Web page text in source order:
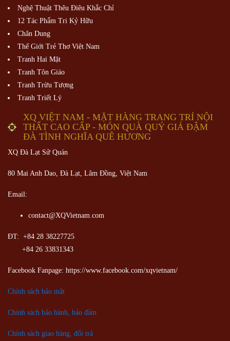
Nghệ Thuật Thêu Điêu Khắc Chỉ
12 Tác Phẩm Tri Kỷ Hữu
Chân Dung
Thế Giới Trẻ Thơ Việt Nam
Tranh Hai Mặt
Tranh Tôn Giáo
Tranh Trừu Tượng
Tranh Triết Lý
XQ VIỆT NAM - MẶT HÀNG TRANG TRÍ NỘI
THẤT CAO CẤP - MÓN QUÀ QUÝ GIÁ ĐẬM
ĐÀ TÌNH NGHĨA QUÊ HƯƠNG
XQ Đà Lạt Sử Quán
80 Mai Anh Dao, Đà Lạt, Lâm Đồng, Việt Nam
Email:
contact@XQVietnam.com
ĐT: +84 28 38227725
+84 26 33831343
Facebook Fanpage: https://www.facebook.com/xqvietnam/
Chính sách bảo mật
Chính sách bảo hành, bảo đảm
Chính sách giao hàng, đổi trả